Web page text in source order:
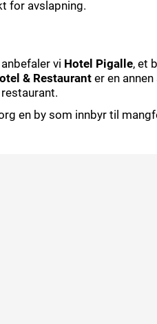
for avslapning.
vi Hotel Pigalle, et
& Restaurant er en
en by som innbyr til